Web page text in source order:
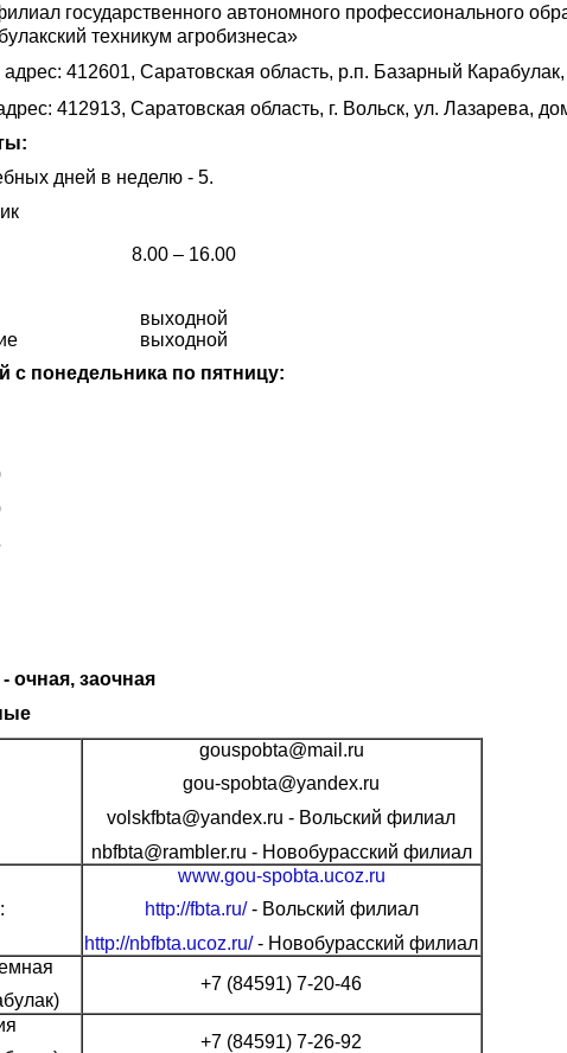
государственного автономного профессионального
техникум агробизнеса»
412601, Саратовская область, р.п. Базарный
412913, Саратовская область, г. Вольск, ул. Лазарева,
дней в неделю - 5.
8.00 – 16.00
выходной
выходной
с понедельника по пятницу:
очная, заочная
gouspobta@mail.ru
gou-spobta@yandex.ru
volskfbta@yandex.ru - Вольский филиал
nbfbta@rambler.ru - Новобурасский филиал
www.gou-spobta.ucoz.ru
http://fbta.ru/- Вольский филиал
http://nbfbta.ucoz.ru/- Новобурасский филиал
+7 (84591) 7-20-46
+7 (84591) 7-26-92